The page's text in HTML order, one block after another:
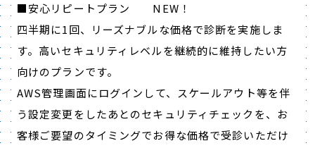
■安心リピートプラン NEW！
四半期に1回、リーズナブルな価格で診断を実施しま
す。高いセキュリティレベルを継続的に維持したい方
向けのプランです。
AWS管理画面にログインして、スケールアウト等を伴
う設定変更をしたあとのセキュリティチェックを、お
客様ご要望のタイミングでお得な価格で受診いただけ